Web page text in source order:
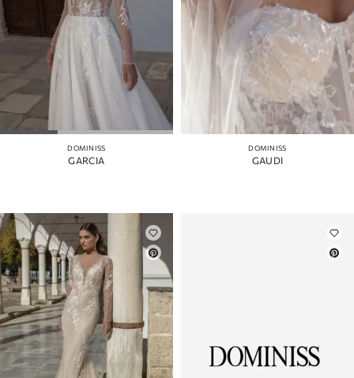
DOMINISS
GARCIA
DOMINISS
GAUDI